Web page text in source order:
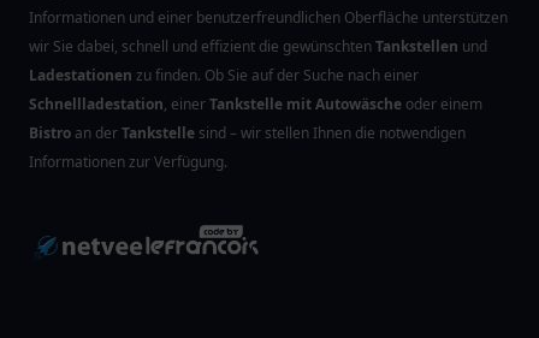
Informationen und einer benutzerfreundlichen Oberfläche unterstützen
wir Sie dabei, schnell und effizient die gewünschtenTankstellen und
Ladestationen zu finden. Ob Sie auf der Suche nach einer
Schnellladestation, einerTankstelle mit Autowäsche oder einem
Bistro an derTankstelle sind – wir stellen Ihnen die notwendigen
Informationen zur Verfügung.